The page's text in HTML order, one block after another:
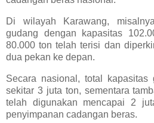
Di wilayah Karawang,
gudang dengan kapasitas
80.000 ton telah terisi dan
dua pekan ke depan.
Secara nasional, total kapasitas
sekitar 3 juta ton, sementara
telah digunakan mencapai 2
penyimpanan cadangan beras.